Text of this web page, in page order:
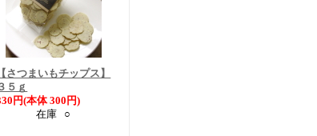
【さつまいもチップス】
５ｇ
円(本体 300円)
在庫 ○